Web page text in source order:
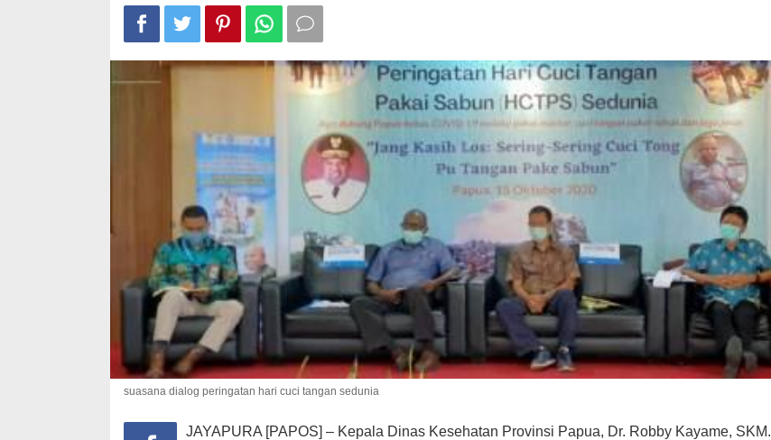
suasana dialog peringatan hari cuci tangan sedunia
JAYAPURA [PAPOS] – Kepala Dinas Kesehatan Provinsi Papua, Dr. Robby Kayame, SKM.